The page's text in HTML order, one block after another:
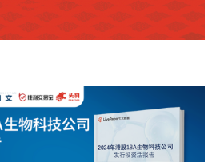
环保节能科技